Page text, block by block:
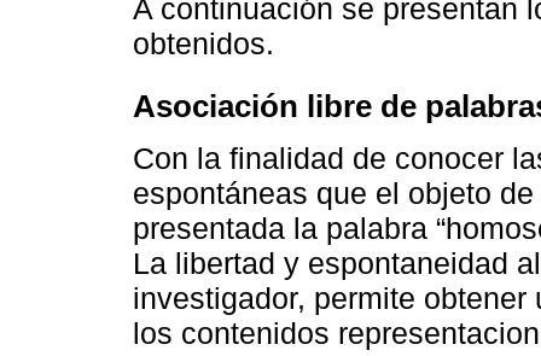
A continuación se presentan
obtenidos.
Asociación libre de
Con la finalidad de conocer
espontáneas que el objeto
presentada la palabra
La libertad y espontaneidad
investigador, permite
los contenidos